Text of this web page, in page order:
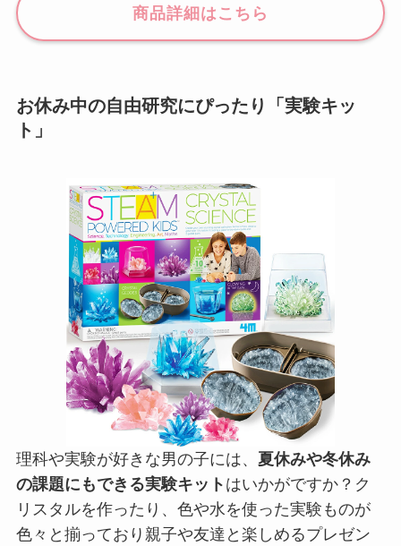
商品詳細はこちら
お休み中の自由研究にぴったり「実験キッ
ト」
理科や実験が好きな男の子には、 夏休みや冬休み
の課題にもできる実験キット はいかがですか？ク
リスタルを作ったり、色や水を使った実験ものが
色々と揃っており親子や友達と楽しめるプレゼン